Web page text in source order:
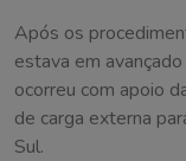
Após os
estava em
ocorreu com apoio
de carga externa
Sul.